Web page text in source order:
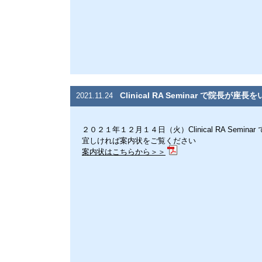
2021.11.24 Clinical RA Seminar で院長が座長を
２０２１年１２月１４日（火）Clinical RA Seminar
宜しければ案内状をご覧ください
案内状はこちらから＞＞